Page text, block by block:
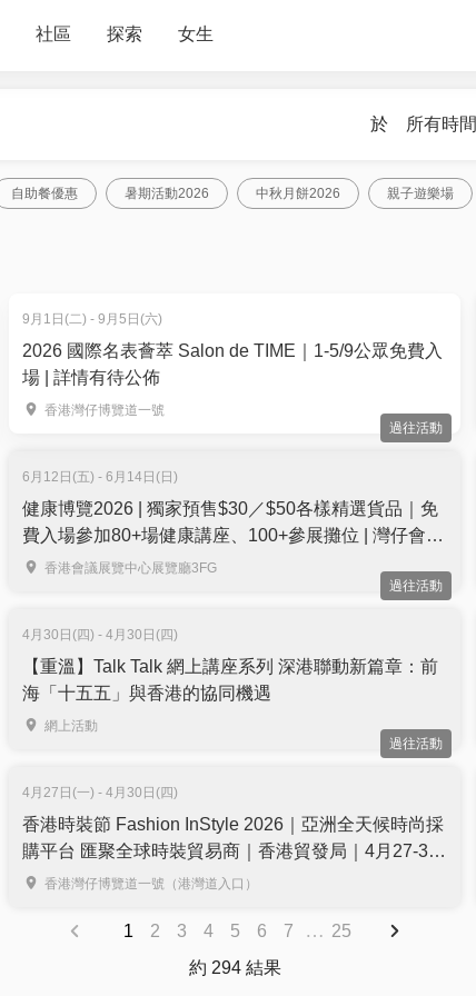
社區 探索 女生
於 所有時間
自助餐優惠 暑期活動2026 中秋月餅2026 親子遊樂場
9月1日(二) - 9月5日(六)
2026 國際名表薈萃 Salon de TIME｜1-5/9公眾免費入
場 | 詳情有待公佈
香港灣仔博覽道一號
過往活動
6月12日(五) - 6月14日(日)
健康博覽2026 | 獨家預售$30／$50各樣精選貨品｜免
費入場參加80+場健康講座、100+參展攤位 | 灣仔會展
6月舉行
香港會議展覽中心展覽廳3FG
過往活動
4月30日(四) - 4月30日(四)
【重溫】Talk Talk 網上講座系列 深港聯動新篇章：前
海「十五五」與香港的協同機遇
網上活動
過往活動
4月27日(一) - 4月30日(四)
香港時裝節 Fashion InStyle 2026｜亞洲全天候時尚採
購平台 匯聚全球時裝貿易商｜香港貿發局｜4月27-30
日｜免費登記入場
香港灣仔博覽道一號（港灣道入口）
1 2 3 4 5 6 7 … 25
約 294 結果